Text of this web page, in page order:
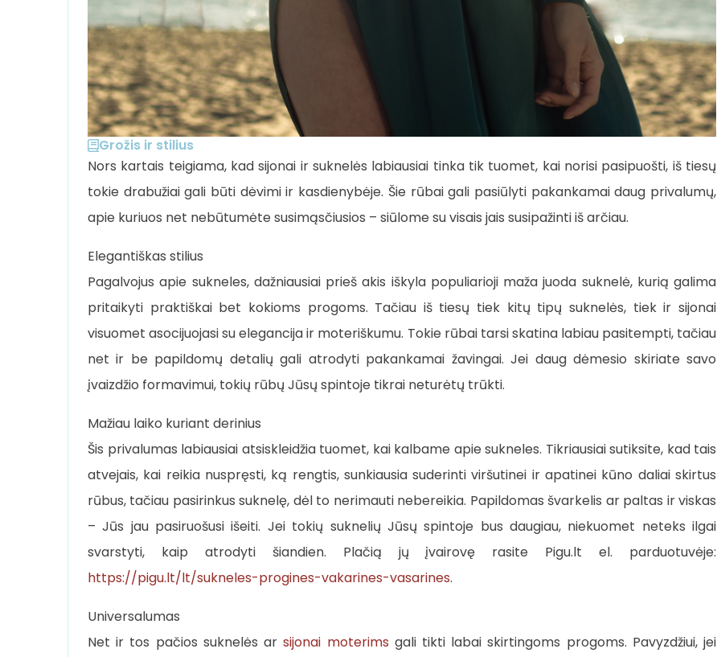
Grožis ir stilius
Nors kartais teigiama, kad sijonai ir suknelės labiausiai tinka tik tuomet, kai norisi pasipuošti, iš tiesų
tokie drabužiai gali būti dėvimi ir kasdienybėje. Šie rūbai gali pasiūlyti pakankamai daug privalumų,
apie kuriuos net nebūtumėte susimąsčiusios – siūlome su visais jais susipažinti iš arčiau.
Elegantiškas stilius
Pagalvojus apie sukneles, dažniausiai prieš akis iškyla populiarioji maža juoda suknelė, kurią galima
pritaikyti praktiškai bet kokioms progoms. Tačiau iš tiesų tiek kitų tipų suknelės, tiek ir sijonai
visuomet asocijuojasi su elegancija ir moteriškumu. Tokie rūbai tarsi skatina labiau pasitempti, tačiau
net ir be papildomų detalių gali atrodyti pakankamai žavingai. Jei daug dėmesio skiriate savo
įvaizdžio formavimui, tokių rūbų Jūsų spintoje tikrai neturėtų trūkti.
Mažiau laiko kuriant derinius
Šis privalumas labiausiai atsiskleidžia tuomet, kai kalbame apie sukneles. Tikriausiai sutiksite, kad tais
atvejais, kai reikia nuspręsti, ką rengtis, sunkiausia suderinti viršutinei ir apatinei kūno daliai skirtus
rūbus, tačiau pasirinkus suknelę, dėl to nerimauti nebereikia. Papildomas švarkelis ar paltas ir viskas
– Jūs jau pasiruošusi išeiti. Jei tokių suknelių Jūsų spintoje bus daugiau, niekuomet neteks ilgai
svarstyti, kaip atrodyti šiandien. Plačią jų įvairovę rasite Pigu.lt el. parduotuvėje:
https://pigu.lt/lt/sukneles-progines-vakarines-vasarines.
Universalumas
Net ir tos pačios suknelės arsijonai moterims gali tikti labai skirtingoms progoms. Pavyzdžiui, jei